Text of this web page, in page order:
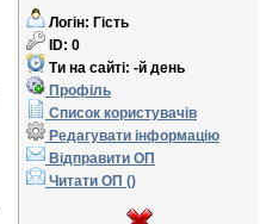
Логін: Гість
ID: 0
Ти на сайті: -й день
Профіль
Список користувачів
Редагувати інформацію
Відправити ОП
Читати ОП ()